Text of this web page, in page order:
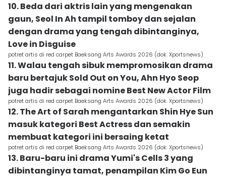
10. Beda dari aktris lain yang mengenakan
gaun, Seol In Ah tampil tomboy dan sejalan
dengan drama yang tengah dibintanginya,
Love in Disguise
potret artis di red carpet Baeksang Arts Awards 2026 (dok. Xportsnews)
11. Walau tengah sibuk mempromosikan drama
baru bertajuk Sold Out on You, Ahn Hyo Seop
juga hadir sebagai nomine Best New Actor Film
potret artis di red carpet Baeksang Arts Awards 2026 (dok. Xportsnews)
12. The Art of Sarah mengantarkan Shin Hye Sun
masuk kategori Best Actress dan semakin
membuat kategori ini bersaing ketat
potret artis di red carpet Baeksang Arts Awards 2026 (dok. Xportsnews)
13. Baru-baru ini drama Yumi's Cells 3 yang
dibintanginya tamat, penampilan Kim Go Eun